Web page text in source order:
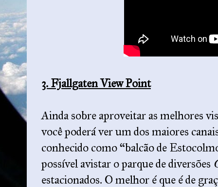
3. Fjallgaten View Point
Ainda sobre aproveitar as melhores
você poderá ver um dos maiores
conhecido como “balcão de
possível avistar o parque de diversões
estacionados. O melhor é que é de